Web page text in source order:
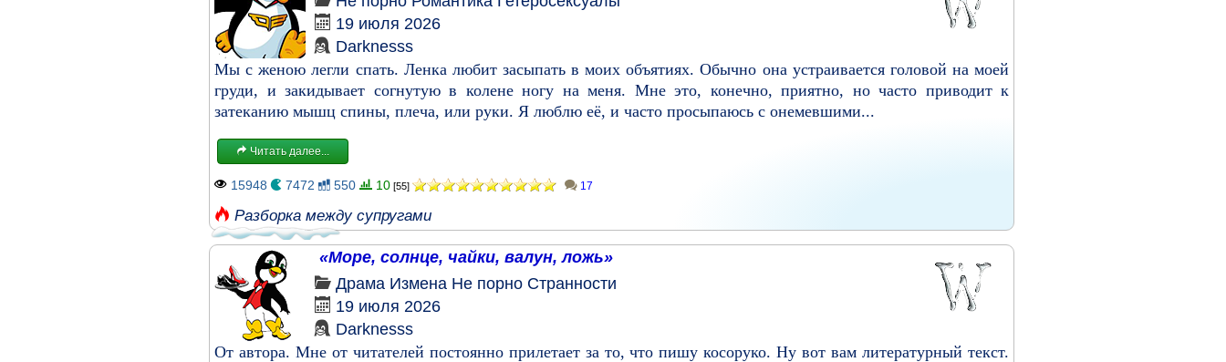
19 июля 2026
Darknesss
Мы с женою легли спать. Ленка любит засыпать в моих объятиях. Обычно она устраивается головой на моей
груди, и закидывает согнутую в колене ногу на меня. Мне это, конечно, приятно, но часто приводит к
затеканию мышц спины, плеча, или руки. Я люблю её, и часто просыпаюсь с онемевшими...
Читать далее...
15948 7472 550 10 [55] 17
Разборка между супругами
«Море, солнце, чайки, валун, ложь»
Драма Измена Не порно Странности
19 июля 2026
Darknesss
От автора. Мне от читателей постоянно прилетает за то, что пишу косоруко. Ну вот вам литературный текст.